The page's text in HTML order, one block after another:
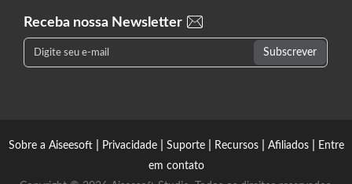
Receba nossa Newsletter
Sobre a Aiseesoft| Privacidade| Suporte| Recursos| Afiliados|
Entre
em contato